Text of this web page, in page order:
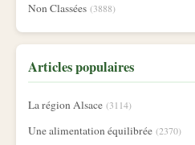
Non Classées (3888)
Articles populaires
La région Alsace (3114)
Une alimentation équilibrée (2370)